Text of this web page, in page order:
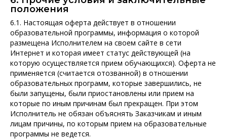
положения
6.1. Настоящая оферта действует в отношении
образовательной программы, информация о которой
размещена Исполнителем на своем сайте в сети
Интернет и которая имеет статус действующей (на
которую осуществляется прием обучающихся). Оферта не
применяется (считается отозванной) в отношении
образовательных программ, которые завершились, не
были запущены, были приостановлены или прием на
которые по иным причинам был прекращен. При этом
Исполнитель не обязан объяснять Заказчикам и иным
лицам причины, по которым прием на образовательные
программы не ведется.